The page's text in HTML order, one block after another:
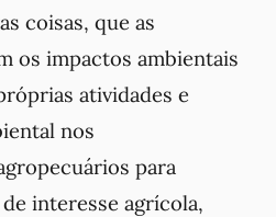
coisas, que as
os impactos ambientais
atividades e
nos
para
interesse agrícola,